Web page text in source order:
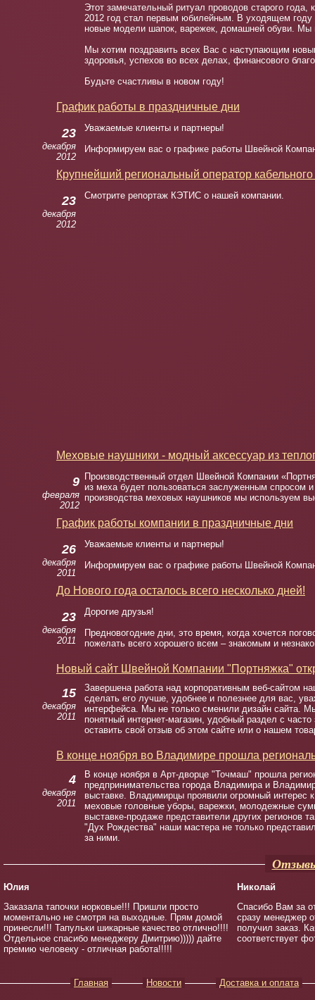
Этот замечательный ритуал проводов старого
2012 год стал первым юбилейным. В уходящем
новые модели шапок, варежек, домашней обуви. Мы
Мы хотим поздравить всех Вас с наступающим
здоровья, успехов во всех делах, финансового
Будьте счастливы в новом году!
График работы в праздничные дни
23
декабря
2012
Уважаемые клиенты и партнеры!
Информируем вас о графике работы Швейной
Крупнейший региональный оператор
23
декабря
2012
Смотрите репортаж КЭТИС о нашей компании.
Меховые наушники - модный аксессуар из
9
февраля
2012
Производственный отдел Швейной Компании
из меха будет пользоваться заслуженным
производства меховых наушников мы используем
График работы компании в праздничные дни
26
декабря
2011
Уважаемые клиенты и партнеры!
Информируем вас о графике работы Швейной
До Нового года осталось всего несколько дней!
23
декабря
2011
Дорогие друзья!
Предновогодние дни, это время, когда хочется
пожелать всего хорошего всем – знакомым и
Новый сайт Швейной Компании "Портняжка"
15
декабря
2011
Завершена работа над корпоративным веб-сайтом
сделать его лучше, удобнее и полезнее для вас,
интерфейса. Мы не только сменили дизайн сайта.
понятный интернет-магазин, удобный раздел с
оставить свой отзыв об этом сайте или о нашем
В конце ноября во Владимире прошла
4
декабря
2011
В конце ноября в Арт-дворце "Точмаш" прошла
предпринимательства города Владимира и
выставке. Владимирцы проявили огромный интерес
меховые головные уборы, варежки, молодежные
выставке-продаже представители других
"Дух Рождества" наши мастера не только
за ними.
Юлия
Заказала тапочки норковые!!! Пришли просто
моментально не смотря на выходные. Прям домой
принесли!!! Тапульки шикарные качество отлично!!!!
Отдельное спасибо менеджеру Дмитрию))))) дайте
премию человеку - отличная работа!!!!!
Николай
Спасибо Вам за
сразу менеджер
получил заказ.
соответствует
Главная Новости Доставка и оплата